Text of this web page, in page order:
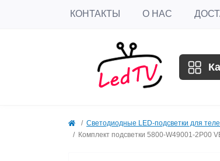
КОНТАКТЫ О НАС
Светодиодные LED-подсветки для
Комплект подсветки 5800-W49001-2P00